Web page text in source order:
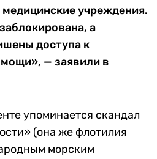
учреждения.
а
доступа к
— заявили в
упоминается скандал
(она же флотилия
морским